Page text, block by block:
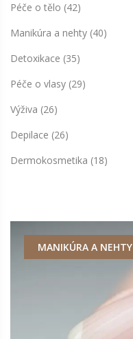
Péče o tělo (42)
Manikúra a nehty (40)
Detoxikace (35)
Péče o vlasy (29)
Výživa (26)
Depilace (26)
Dermokosmetika (18)
MANIKÚRA A NEHTY